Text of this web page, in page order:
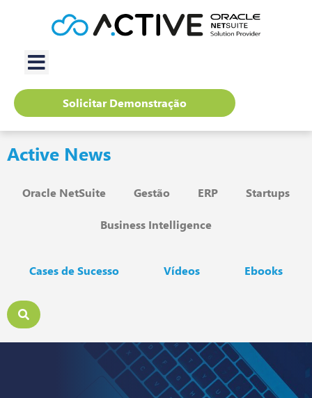
Solicitar Demonstração
Active News
Oracle NetSuite Gestão ERP Startups
Business Intelligence
Cases de Sucesso Vídeos Ebooks